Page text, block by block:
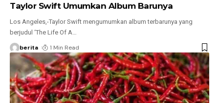
Taylor Swift Umumkan Album Barunya
Los Angeles,-Taylor Swift mengumumkan album terbarunya yang
berjudul ‘The Life Of A
berita 1 Min Read